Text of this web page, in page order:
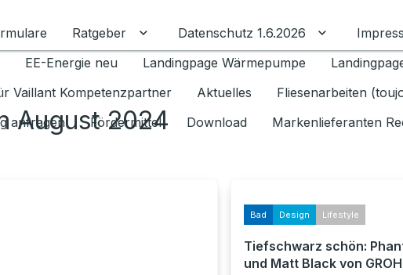
Ratgeber Untermenü für Ratgeber umschalten
Datenschutz 1.6.2026 Untermenü
EE-Energie neu Landingpage Wärmepumpe
Vaillant Kompetenzpartner
Aktuelles Fliesenarbeiten
anfragen
Fördermittel Download Markenlieferanten
August 2024
Bad Design Lifestyle
Tiefschwarz schön:
und Matt Black von